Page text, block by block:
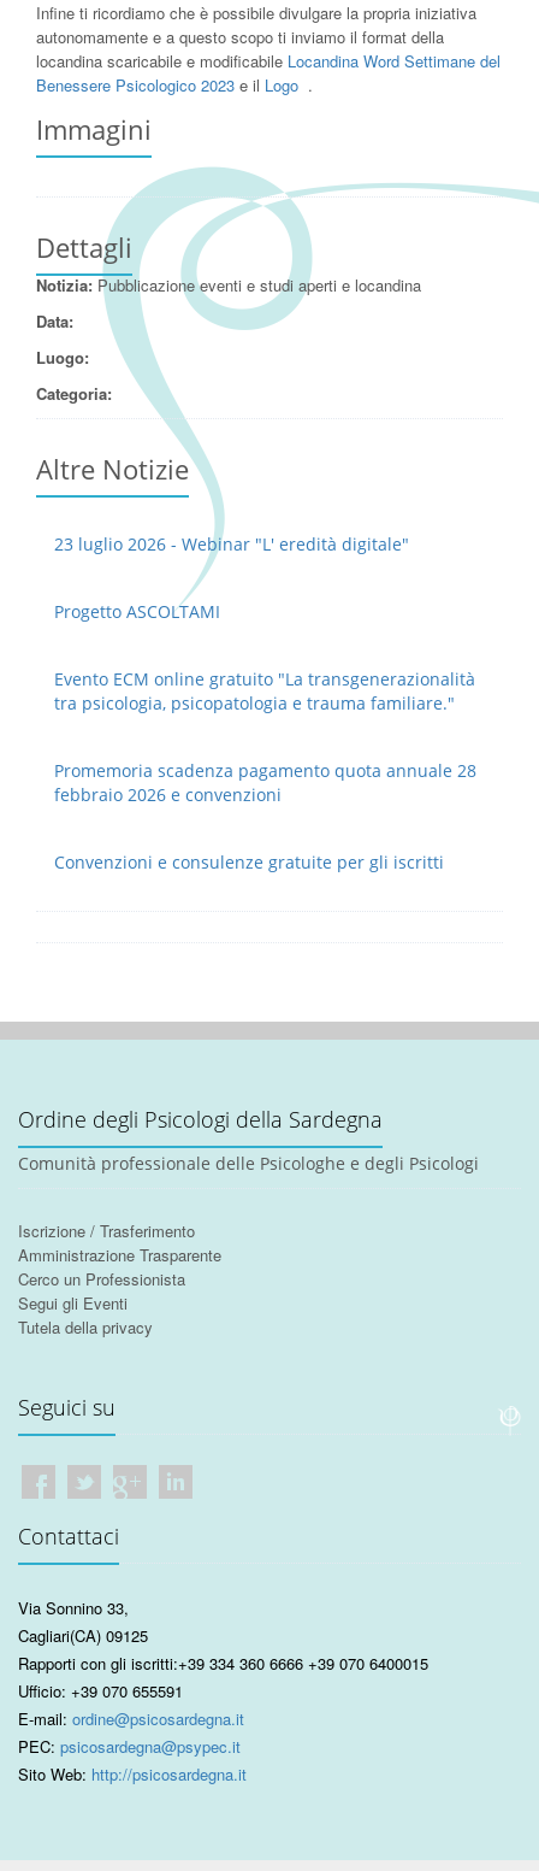
Infine ti ricordiamo che è possibile divulgare la propria iniziativa
autonomamente e a questo scopo ti inviamo il format della
locandina scaricabile e modificabile Locandina Word Settimane del
Benessere Psicologico 2023 e il Logo .
Immagini
Dettagli
Notizia: Pubblicazione eventi e studi aperti e locandina
Data:
Luogo:
Categoria:
Altre Notizie
23 luglio 2026 - Webinar "L' eredità digitale"
Progetto ASCOLTAMI
Evento ECM online gratuito "La transgenerazionalità
tra psicologia, psicopatologia e trauma familiare."
Promemoria scadenza pagamento quota annuale 28
febbraio 2026 e convenzioni
Convenzioni e consulenze gratuite per gli iscritti
Ordine degli Psicologi della Sardegna
Comunità professionale delle Psicologhe e degli Psicologi
Iscrizione / Trasferimento
Amministrazione Trasparente
Cerco un Professionista
Segui gli Eventi
Tutela della privacy
Seguici su
Contattaci
Via Sonnino 33,
Cagliari(CA) 09125
Rapporti con gli iscritti:+39 334 360 6666 +39 070 6400015
Ufficio: +39 070 655591
E-mail: ordine@psicosardegna.it
PEC: psicosardegna@psypec.it
Sito Web: http://psicosardegna.it